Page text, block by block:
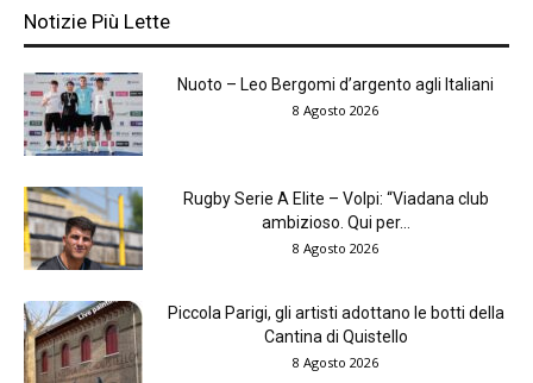
Notizie Più Lette
Nuoto – Leo Bergomi d’argento agli Italiani
8 Agosto 2026
Rugby Serie A Elite – Volpi: “Viadana club
ambizioso. Qui per...
8 Agosto 2026
Piccola Parigi, gli artisti adottano le botti della
Cantina di Quistello
8 Agosto 2026